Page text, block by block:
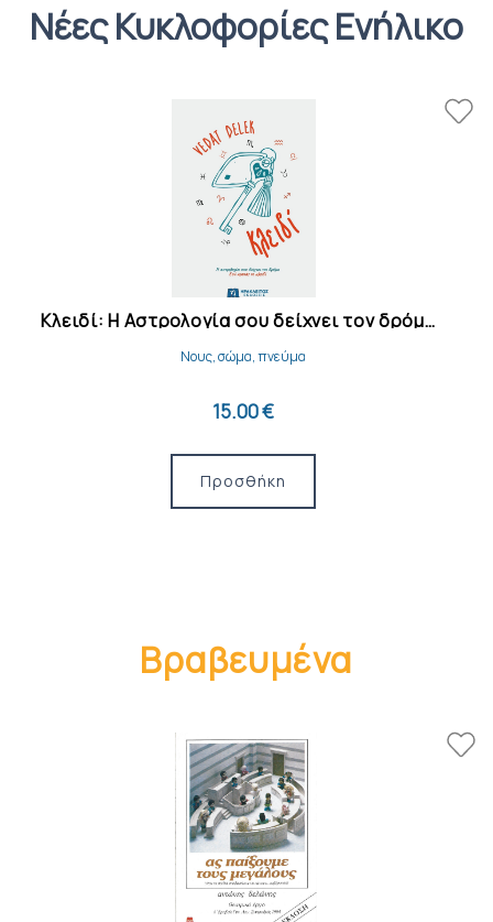
Νέες Κυκλοφορίες Ενήλικο
Κλειδί: Η Αστρολογία σου δείχνει τον δρόμο, Εσύ κρατάς το κλειδί
Νους, σώμα, πνεύμα
15.00 €
Προσθήκη
Βραβευμένα